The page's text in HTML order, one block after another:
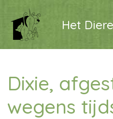
Het
Dixie,
wegens